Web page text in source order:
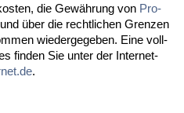
die Ge­wäh­rung von Pro­
und über die recht­li­chen Gren­zen
wie­der­ge­ge­ben. Ei­ne voll­
fin­den Sie un­ter der In­ter­net­
.